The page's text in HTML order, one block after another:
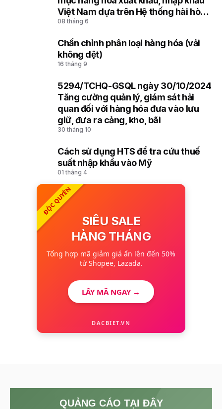
Việt Nam dựa trên Hệ thống hài hòa
mô tả và mã hóa hàng hóa (HS) của
08 tháng 6
Chấn chỉnh phân loại hàng hóa (vải
không dệt)
16 tháng 9
5294/TCHQ-GSQL ngày 30/10/2024
Tăng cường quản lý, giám sát hải
quan đối với hàng hóa đưa vào lưu
giữ, đưa ra cảng, kho, bãi
30 tháng 10
Cách sử dụng HTS để tra cứu thuế
suất nhập khẩu vào Mỹ
01 tháng 4
ĐỘC QUYỀN
SIÊU SALE
HÀNG THÁNG
Tổng hợp mã giảm giá ẩn lên đến 50%
từ Shopee, Lazada.
LẤY MÃ NGAY →
DACBIET.VN
QUẢNG CÁO TẠI ĐÂY